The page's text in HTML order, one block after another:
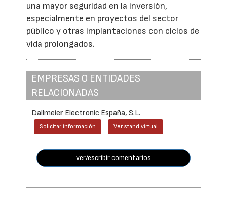
una mayor seguridad en la inversión,
especialmente en proyectos del sector
público y otras implantaciones con ciclos de
vida prolongados.
EMPRESAS O ENTIDADES
RELACIONADAS
Dallmeier Electronic España, S.L.
Solicitar información Ver stand virtual
ver/escribir comentarios